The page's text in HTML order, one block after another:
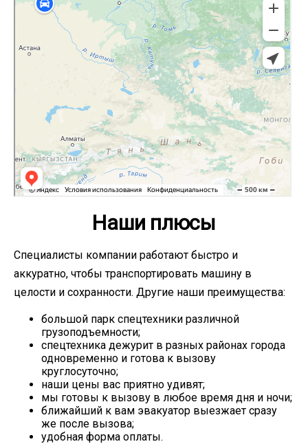
Наши плюсы
Специалисты компании работают быстро и
аккуратно, чтобы транспортировать машину в
целости и сохранности. Другие наши преимущества:
большой парк спецтехники различной
грузоподъемности;
спецтехника дежурит в разных районах города
одновременно и готова к вызову
круглосуточно;
наши цены вас приятно удивят;
мы готовы к вызову в любое время дня и ночи;
ближайший к вам эвакуатор выезжает сразу
же после вызова;
удобная форма оплаты.